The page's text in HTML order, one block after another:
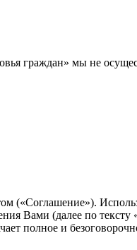
граждан» мы не
Вами (далее по тексту
полное и